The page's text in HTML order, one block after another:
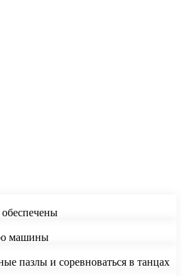
машины
пазлы и соревноваться в танцах